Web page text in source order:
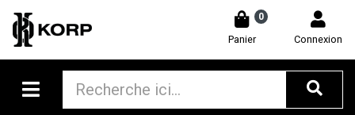
0
Panier Connexion